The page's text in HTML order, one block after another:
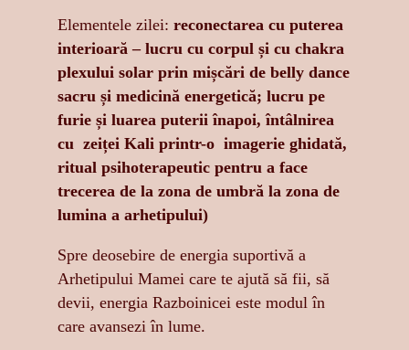
Elementele zilei: reconectarea cu puterea
interioară – lucru cu corpul și cu chakra
plexului solar prin mișcări de belly dance
sacru și medicină energetică; lucru pe
furie și luarea puterii înapoi, întâlnirea
cu zeiței Kali printr-o imagerie ghidată,
ritual psihoterapeutic pentru a face
trecerea de la zona de umbră la zona de
lumina a arhetipului)
Spre deosebire de energia suportivă a
Arhetipului Mamei care te ajută să fii, să
devii, energia Razboinicei este modul în
care avansezi în lume.